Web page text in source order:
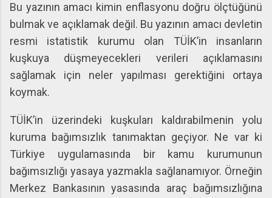
Bu yazının amacı kimin enflasyonu doğru ölçtüğünü
bulmak ve açıklamak değil. Bu yazının amacı devletin
resmi istatistik kurumu olan TÜİK’in insanların
kuşkuya düşmeyecekleri verileri açıklamasını
sağlamak için neler yapılması gerektiğini ortaya
koymak.
TÜİK’in üzerindeki kuşkuları kaldırabilmenin yolu
kuruma bağımsızlık tanımaktan geçiyor. Ne var ki
Türkiye uygulamasında bir kamu kurumunun
bağımsızlığı yasaya yazmakla sağlanamıyor. Örneğin
Merkez Bankasının yasasında araç bağımsızlığına